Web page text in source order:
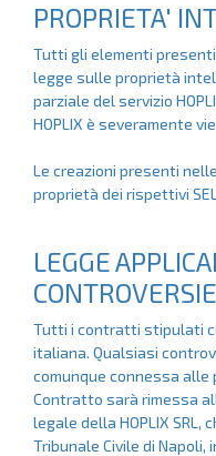
PROPRIETA'
Tutti gli elementi
legge sulle proprietà
parziale del servizio
HOPLIX è severamente
Le creazioni presenti
proprietà dei rispettivi
LEGGE
CONTROVERSIE
Tutti i contratti stipulati
italiana. Qualsiasi
comunque connessa alle
Contratto sarà rimessa
legale della HOPLIX
Tribunale Civile di Napoli,